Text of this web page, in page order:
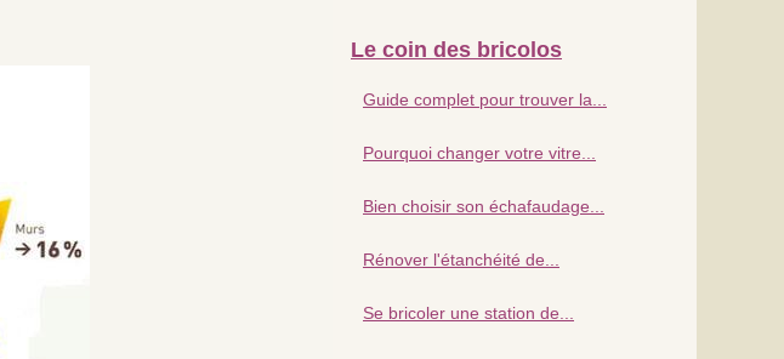
Le coin des bricolos
Guide complet pour trouver la...
Pourquoi changer votre vitre...
Bien choisir son échafaudage...
Rénover l'étanchéité de...
Se bricoler une station de...